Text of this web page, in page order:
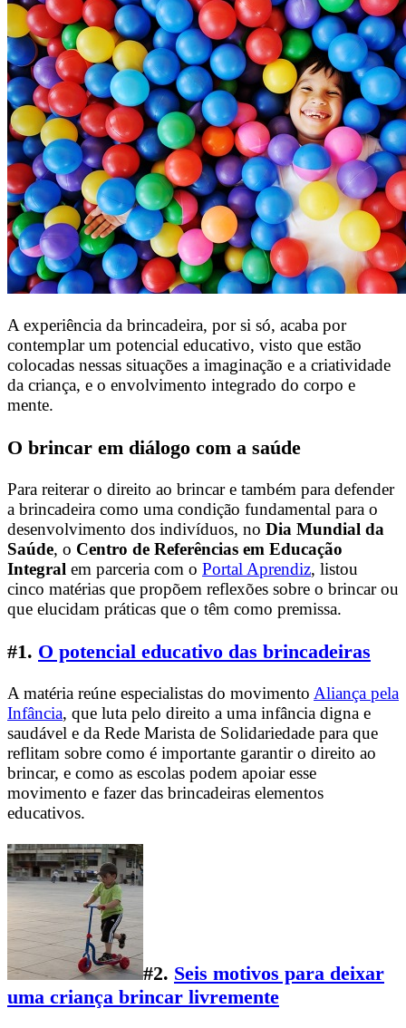
A experiência da brincadeira, por si só, acaba por
contemplar um potencial educativo, visto que estão
colocadas nessas situações a imaginação e a criatividade
da criança, e o envolvimento integrado do corpo e
mente.
O brincar em diálogo com a saúde
Para reiterar o direito ao brincar e também para defender
a brincadeira como uma condição fundamental para o
desenvolvimento dos indivíduos, no Dia Mundial da
Saúde, o Centro de Referências em Educação
Integral em parceria com o Portal Aprendiz, listou
cinco matérias que propõem reflexões sobre o brincar ou
que elucidam práticas que o têm como premissa.
#1. O potencial educativo das brincadeiras
A matéria reúne especialistas do movimento Aliança pela
Infância, que luta pelo direito a uma infância digna e
saudável e da Rede Marista de Solidariedade para que
reflitam sobre como é importante garantir o direito ao
brincar, e como as escolas podem apoiar esse
movimento e fazer das brincadeiras elementos
educativos.
#2. Seis motivos para deixar
uma criança brincar livremente